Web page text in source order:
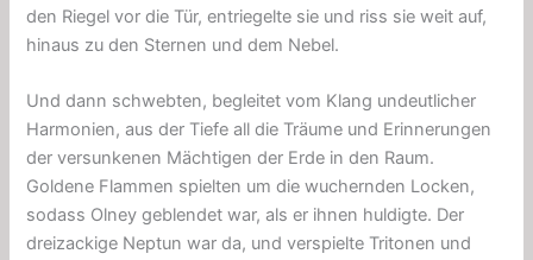
den Riegel vor die Tür, entriegelte sie und riss sie weit auf,
hinaus zu den Sternen und dem Nebel.
Und dann schwebten, begleitet vom Klang undeutlicher
Harmonien, aus der Tiefe all die Träume und Erinnerungen
der versunkenen Mächtigen der Erde in den Raum.
Goldene Flammen spielten um die wuchernden Locken,
sodass Olney geblendet war, als er ihnen huldigte. Der
dreizackige Neptun war da, und verspielte Tritonen und